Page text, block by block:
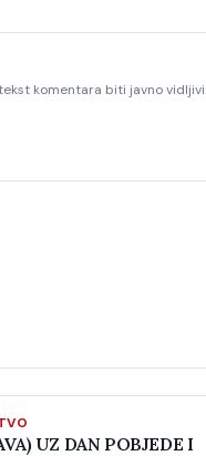
komentara biti javno
UZ DAN POBJEDE I